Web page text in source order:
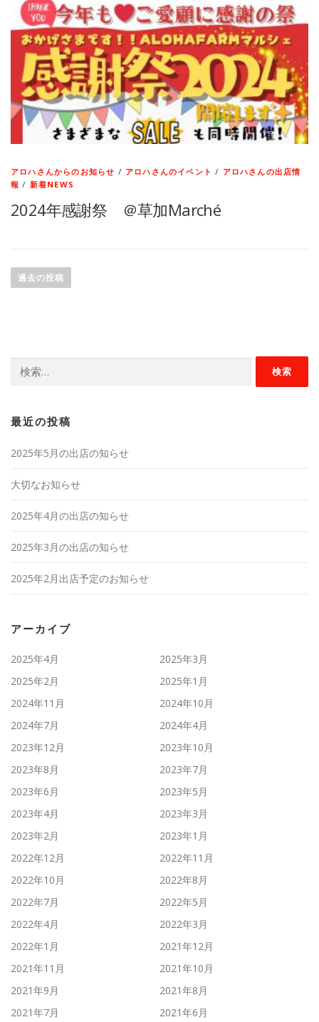
アロハさんからのお知らせ / アロハさんのイベント / アロハさんの出店情
報 / 新着NEWS
2024年感謝祭 ＠草加Marché
稿
シ
過去の投稿
索:
最近の投稿
2025年5月の出店の知らせ
大切なお知らせ
2025年4月の出店の知らせ
2025年3月の出店の知らせ
2025年2月出店予定のお知らせ
アーカイブ
2025年4月
2025年3月
2025年2月
2025年1月
2024年11月
2024年10月
2024年7月
2024年4月
2023年12月
2023年10月
2023年8月
2023年7月
2023年6月
2023年5月
2023年4月
2023年3月
2023年2月
2023年1月
2022年12月
2022年11月
2022年10月
2022年8月
2022年7月
2022年5月
2022年4月
2022年3月
2022年1月
2021年12月
2021年11月
2021年10月
2021年9月
2021年8月
2021年7月
2021年6月